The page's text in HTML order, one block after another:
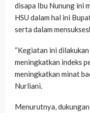
disapa Ibu Nunung ini
HSU dalam hal ini
serta dalam
“Kegiatan ini
meningkatkan indeks
meningkatkan minat
Nurliani.
Menurutnya,